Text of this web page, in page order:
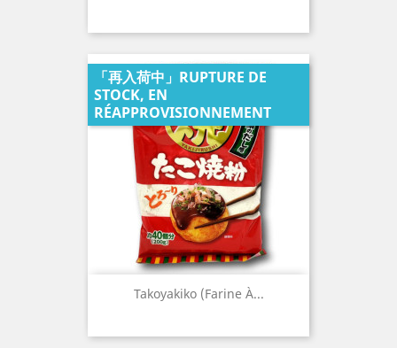
Takoyakiko (Farine À...
「再入荷中」RUPTURE DE
STOCK, EN
RÉAPPROVISIONNEMENT